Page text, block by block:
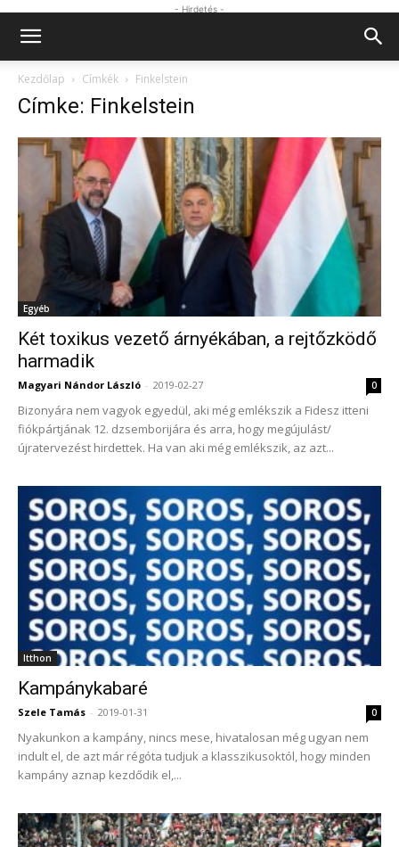
- Hirdetés -
Kezdőlap Címkék Finkelstein
Címke: Finkelstein
Egyéb
Két toxikus vezető árnyékában, a rejtőzködő
harmadik
Magyari Nándor László - 2019-02-27 0
Bizonyára nem vagyok egyedül, aki még emlékszik a Fidesz itteni
fiókpártjának 12. dzsemborijára és arra, hogy megújulást/
újratervezést hirdettek. Ha van aki még emlékszik, az azt...
Itthon
Kampánykabaré
Szele Tamás - 2019-01-31 0
Nyakunkon a kampány, nincs mese, hivatalosan még ugyan nem
indult el, de azt már régóta tudjuk a klasszikusoktól, hogy minden
kampány aznap kezdődik el,...